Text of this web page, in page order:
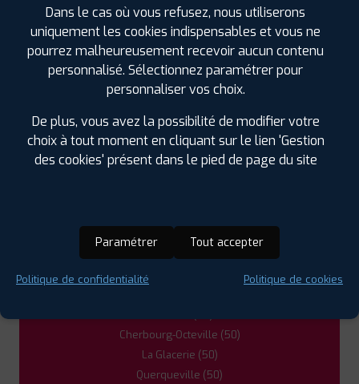
PROFIL PLUS LA HAYE DU PUITS
ROUTE DE LESSAY ZA DU DISTRICT 1
50250 LA
HAYE
0233479412
HORAIRES | +D'INFOS
3
PROFIL PLUSISIGNY SUR MER
| +D'INFOS
LES GARAGES PROFIL PLUS
DANS LES VILLES À PROXIMITÉ
Cherbourg-Octeville (50)
La Glacerie (50)
Querqueville (50)
Dans le cas où vous refusez, nous utiliserons
uniquement les cookies indispensables et vous ne
pourrez malheureusement recevoir aucun contenu
personnalisé. Sélectionnez paramétrer pour
personnaliser vos choix.
De plus, vous avez la possibilité de modifier votre
choix à tout moment en cliquant sur le lien 'Gestion
des cookies' présent dans le pied de page du site
Paramétrer Tout accepter
Politique de confidentialité Politique de cookies